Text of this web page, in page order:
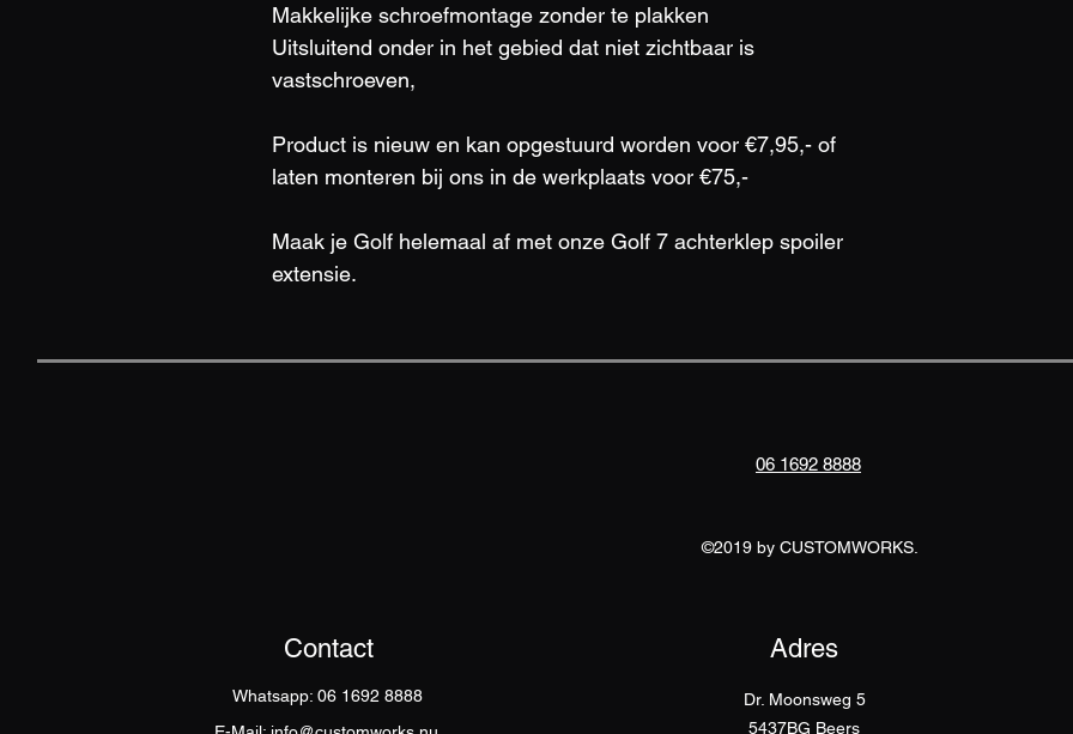
Makkelijke schroefmontage zonder te plakken
Uitsluitend onder in het gebied dat niet zichtbaar is
vastschroeven,
Product is nieuw en kan opgestuurd worden voor €7,95,- of
laten monteren bij ons in de werkplaats voor €75,-
Maak je Golf helemaal af met onze Golf 7 achterklep spoiler
extensie.
06 1692 8888
©2019 by CUSTOMWORKS.
Contact
Whatsapp: 06 1692 8888
Adres
Dr. Moonsweg 5
5437BG Beers